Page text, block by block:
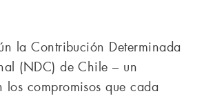
la Contribución Determinada
(NDC) de Chile – un
los compromisos que cada